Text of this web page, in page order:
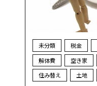
未分類 税金
解体費
空き家
住み替え
土地